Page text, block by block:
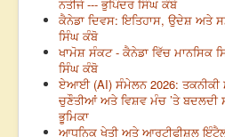
ਨਤੀਜੇ --- ਭੁਪਿੰਦਰ ਸਿੰਘ ਕੰਬੋ
ਕੈਨੇਡਾ ਦਿਵਸ: ਇਤਿਹਾਸ, ਉਦੇਸ਼ ਅਤੇ
ਸਿੰਘ ਕੰਬੋ
ਖਾਮੋਸ਼ ਸੰਕਟ - ਕੈਨੇਡਾ ਵਿੱਚ ਮਾਨਸਿਕ
ਸਿੰਘ ਕੰਬੋ
ਏਆਈ (AI) ਸੰਮੇਲਨ 2026: ਤਕਨੀਕੀ
ਚੁਣੌਤੀਆਂ ਅਤੇ ਵਿਸ਼ਵ ਮੰਚ ’ਤੇ ਬਦਲਦੀ
ਭੂਮਿਕਾ
ਆਧੁਨਿਕ ਖੇਤੀ ਅਤੇ ਆਰਟੀਫੀਸ਼ਲ